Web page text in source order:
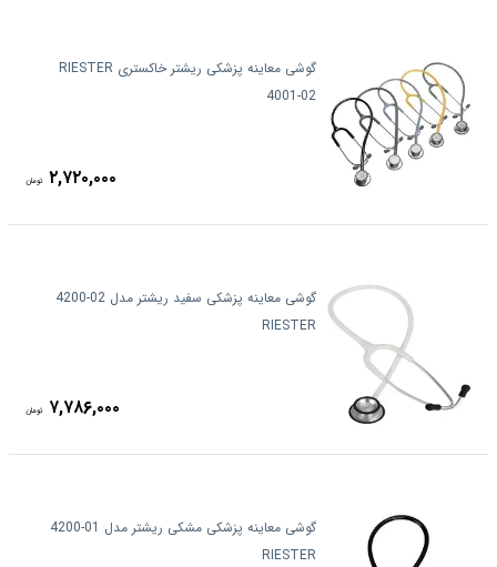
گوشی معاینه پزشکی ریشتر خاکستری RIESTER
4001-02
۲,۷۲۰,۰۰۰ تومان
گوشی معاینه پزشکی سفید ریشتر مدل 02-4200
RIESTER
۷,۷۸۶,۰۰۰ تومان
گوشی معاینه پزشکی مشکی ریشتر مدل 01-4200
RIESTER